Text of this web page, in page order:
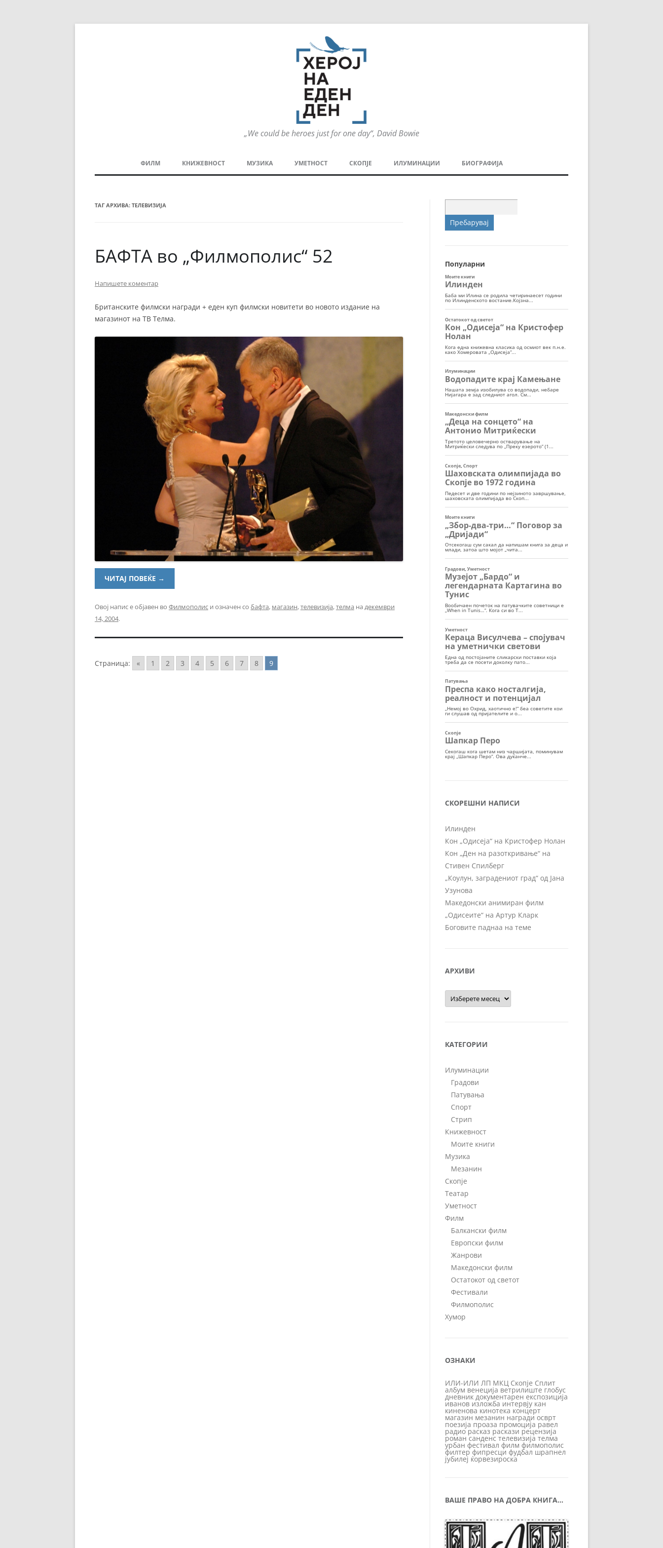
„We could be heroes just for one day“, David Bowie
содржината
ФИЛМ
БАЛКАНСКИ ФИЛМ
ЖАНРОВИ
ФИЛМОПОЛИС
КНИЖЕВНОСТ МУЗИКА УМЕТНОСТ СКОПЈЕ ИЛУМИНАЦИИ
СПОРТ
БИОГРАФИЈА
ТАГ АРХИВА: ТЕЛЕВИЗИЈА
БАФТА во „Филмополис“ 52
Напишете коментар
Британските филмски награди + еден куп филмски новитети во новото издание на
магазинот на ТВ Телма.
ЧИТАЈ ПОВЕЌЕ →
Овој напис е објавен во Филмополис и означен со бафта, магазин,телевизија,телма на декември
14, 2004.
Страница: « 1 2 3 4 5 6 7 8 9
за:
Популарни
СКОРЕШНИ НАПИСИ
Илинден
Кон „Одисеја“ на Кристофер Нолан
Кон „Ден на разоткривање“ на
Стивен Спилберг
„Коулун, заградениот град“ од Јана
Узунова
Македонски анимиран филм
„Одисеите“ на Артур Кларк
Боговите паднаа на теме
АРХИВИ
Архиви
КАТЕГОРИИ
Илуминации
Градови
Патувања
Спорт
Стрип
Книжевност
Моите книги
Музика
Мезанин
Скопје
Театар
Уметност
Филм
Балкански филм
Европски филм
Жанрови
Македонски филм
Остатокот од светот
Фестивали
Филмополис
Хумор
ОЗНАКИ
ИЛИ-ИЛИ ЛП МКЦ Скопје Сплит
албум венеција ветрилиште глобус
дневник документарен експозиција
иванов изложба интервју кан
киненова кинотека концерт
магазин мезанин награди осврт
поезија проаза промоција равел
радио расказ раскази рецензија
роман санденс телевизија телма
урбан фестивал филм филмополис
филтер фипресци фудбал шрапнел
јубилеј ќорвезироска
ВАШЕ ПРАВО НА ДОБРА КНИГА…